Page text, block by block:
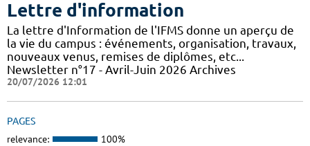
Lettre d'information
La lettre d'Information de l'IFMS donne un aperçu de
la vie du campus : événements, organisation, travaux,
nouveaux venus, remises de diplômes, etc...
Newsletter n°17 - Avril-Juin 2026 Archives
20/07/2026 12:01
PAGES
relevance: 100%